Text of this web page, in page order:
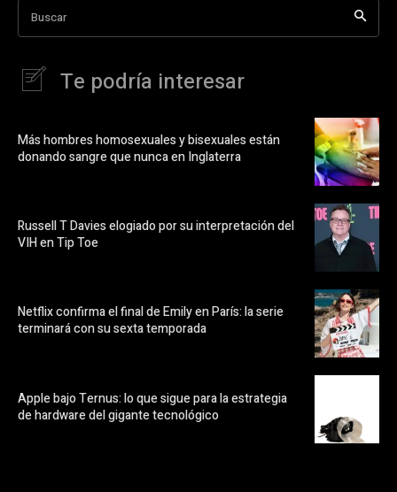
Buscar
Te podría interesar
Más hombres homosexuales y bisexuales están
donando sangre que nunca en Inglaterra
Russell T Davies elogiado por su interpretación del
VIH en Tip Toe
Netflix confirma el final de Emily en París: la serie
terminará con su sexta temporada
Apple bajo Ternus: lo que sigue para la estrategia
de hardware del gigante tecnológico